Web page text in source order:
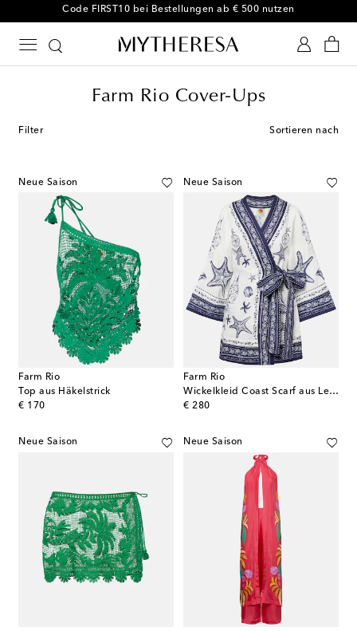
Code FIRST10 bei Bestellungen ab € 500 nutzen
Farm Rio Cover-Ups
Filter Sortieren nach
Neue Saison
Farm Rio
Top aus Häkelstrick
€ 170
original price
Neue Saison
Farm Rio
Wickelkleid Coast Scarf aus Leinen
€ 280
original price
Neue Saison Neue Saison